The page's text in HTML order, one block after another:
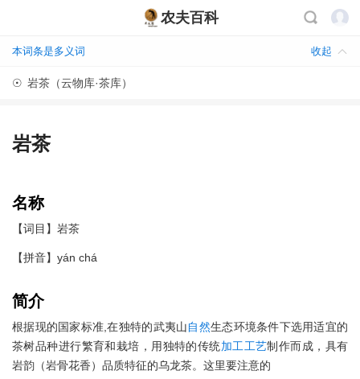
农夫百科
本词条是多义词 收起
☉ 岩茶（云物库·茶库）
岩茶
名称
【词目】岩茶
【拼音】yán chá
简介
根据现的国家标准,在独特的武夷山自然生态环境条件下选用适宜的
茶树品种进行繁育和栽培，用独特的传统加工工艺制作而成，具有
岩韵（岩骨花香）品质特征的乌龙茶。这里要注意的